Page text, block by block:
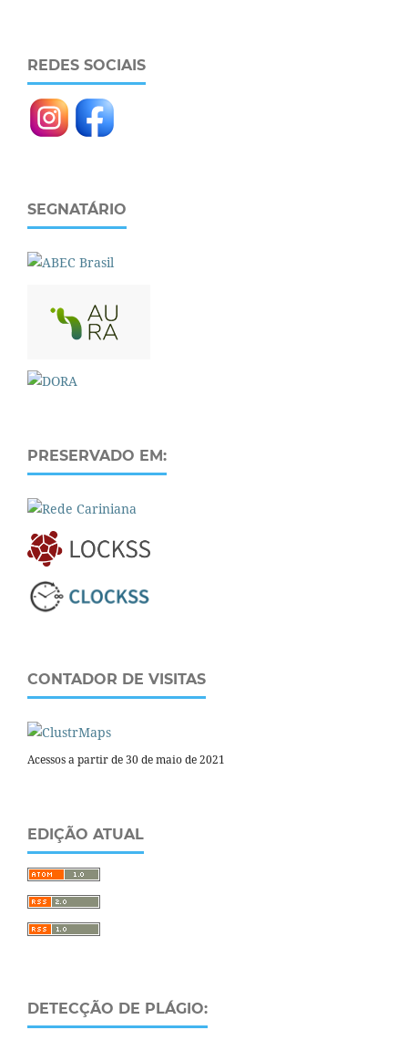
REDES SOCIAIS
SEGNATÁRIO
PRESERVADO EM:
CONTADOR DE VISITAS
Acessos a partir de 30 de maio de 2021
EDIÇÃO ATUAL
DETECÇÃO DE PLÁGIO: